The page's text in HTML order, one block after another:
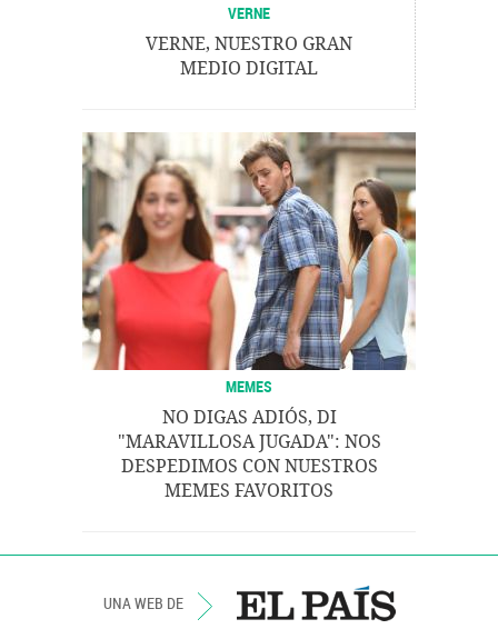
VERNE
VERNE, NUESTRO GRAN
MEDIO DIGITAL
MEMES
NO DIGAS ADIÓS, DI
"MARAVILLOSA JUGADA": NOS
DESPEDIMOS CON NUESTROS
MEMES FAVORITOS
UNA WEB DE